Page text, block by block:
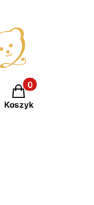
Produkty w
Koszyk